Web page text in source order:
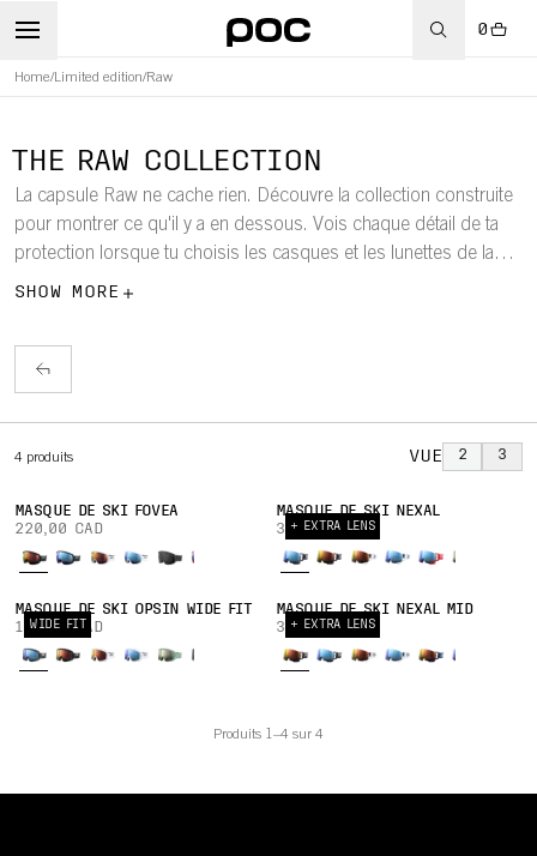
0
Home/Limited edition/Raw
THE RAW COLLECTION
La capsule Raw ne cache rien. Découvre la collection construite
pour montrer ce qu'il y a en dessous. Vois chaque détail de ta
protection lorsque tu choisis les casques et les lunettes de la
collection Raw Capsule.
SHOW MORE
4 produits VUE 2 3
MASQUE DE SKI FOVEA
220,00 CAD
+ EXTRA LENS
MASQUE DE SKI NEXAL
310,00 CAD
WIDE FIT
MASQUE DE SKI OPSIN WIDE FIT
180,00 CAD
+ EXTRA LENS
MASQUE DE SKI NEXAL MID
310,00 CAD
Produits 1–4 sur 4